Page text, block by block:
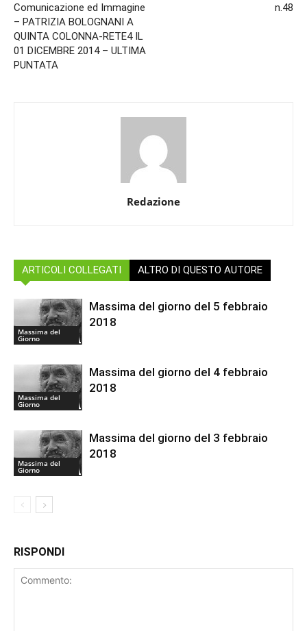
Comunicazione ed Immagine
– PATRIZIA BOLOGNANI A
QUINTA COLONNA-RETE4 IL
01 DICEMBRE 2014 – ULTIMA
PUNTATA
n.48
Redazione
ARTICOLI COLLEGATI ALTRO DI QUESTO AUTORE
Massima del
Giorno
Massima del giorno del 5 febbraio
2018
Massima del
Giorno
Massima del giorno del 4 febbraio
2018
Massima del
Giorno
Massima del giorno del 3 febbraio
2018
RISPONDI